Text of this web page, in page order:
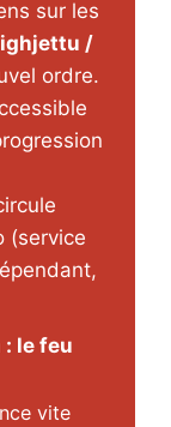
sur les
/
ordre.
(service
: le feu
vite